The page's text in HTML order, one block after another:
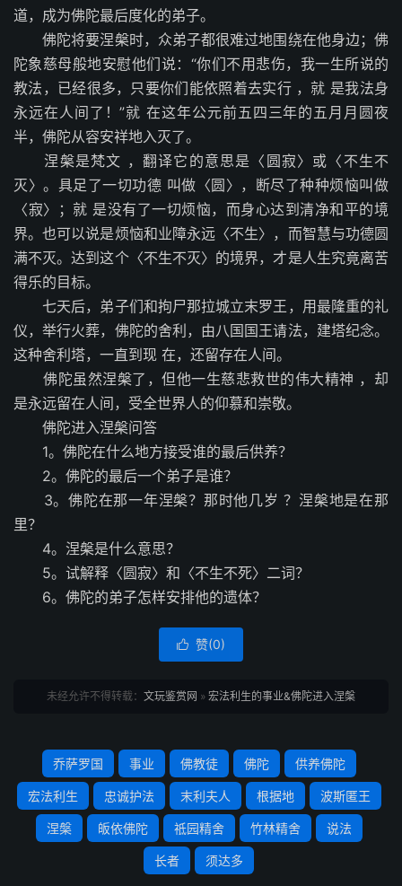
道，成为佛陀最后度化的弟子。
佛陀将要涅槃时，众弟子都很难过地围绕在他身边；佛
陀象慈母般地安慰他们说：“你们不用悲伤，我一生所说的
教法，已经很多，只要你们能依照着去实行 ，就 是我法身
永远在人间了！”就 在这年公元前五四三年的五月月圆夜
半，佛陀从容安祥地入灭了。
涅槃是梵文 ，翻译它的意思是〈圆寂〉或〈不生不
灭〉。具足了一切功德 叫做〈圆〉，断尽了种种烦恼叫做
〈寂〉；就 是没有了一切烦恼，而身心达到清净和平的境
界。也可以说是烦恼和业障永远〈不生〉，而智慧与功德圆
满不灭。达到这个〈不生不灭〉的境界，才是人生究竟离苦
得乐的目标。
七天后，弟子们和拘尸那拉城立末罗王，用最隆重的礼
仪，举行火葬，佛陀的舍利，由八国国王请法，建塔纪念。
这种舍利塔，一直到现 在，还留存在人间。
佛陀虽然涅槃了，但他一生慈悲救世的伟大精神 ，却
是永远留在人间，受全世界人的仰慕和崇敬。
佛陀进入涅槃问答
1。佛陀在什么地方接受谁的最后供养？
2。佛陀的最后一个弟子是谁？
3。佛陀在那一年涅槃？那时他几岁 ？涅槃地是在那
里？
4。涅槃是什么意思？
5。试解释〈圆寂〉和〈不生不死〉二词？
6。佛陀的弟子怎样安排他的遗体？
 赞(0)
未经允许不得转载： 文玩鉴赏网 » 宏法利生的事业&佛陀进入涅槃
乔萨罗国 事业 佛教徒 佛陀 供养佛陀
宏法利生 忠诚护法 末利夫人 根据地 波斯匿王
涅槃 皈依佛陀 祗园精舍 竹林精舍 说法
长者 须达多